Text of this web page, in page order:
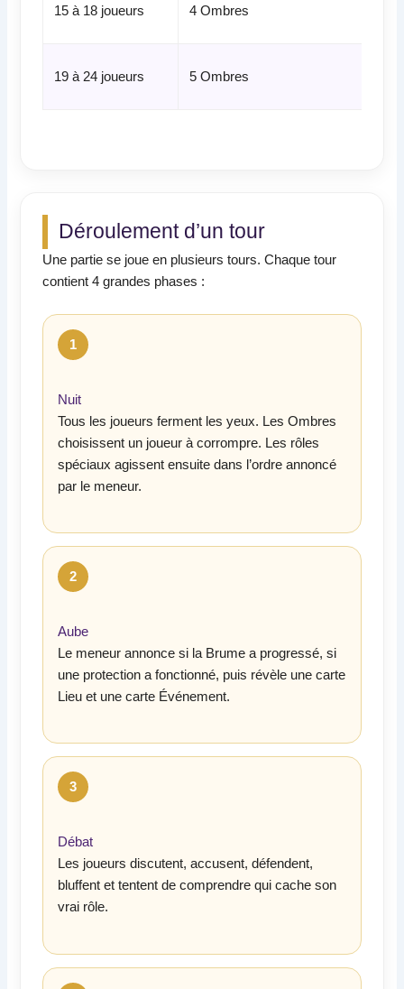
15 à 18 joueurs 4 Ombres
19 à 24 joueurs 5 Ombres
Déroulement d’un tour
Une partie se joue en plusieurs tours. Chaque tour
contient 4 grandes phases :
1
Nuit
Tous les joueurs ferment les yeux. Les Ombres
choisissent un joueur à corrompre. Les rôles
spéciaux agissent ensuite dans l’ordre annoncé
par le meneur.
2
Aube
Le meneur annonce si la Brume a progressé, si
une protection a fonctionné, puis révèle une carte
Lieu et une carte Événement.
3
Débat
Les joueurs discutent, accusent, défendent,
bluffent et tentent de comprendre qui cache son
vrai rôle.